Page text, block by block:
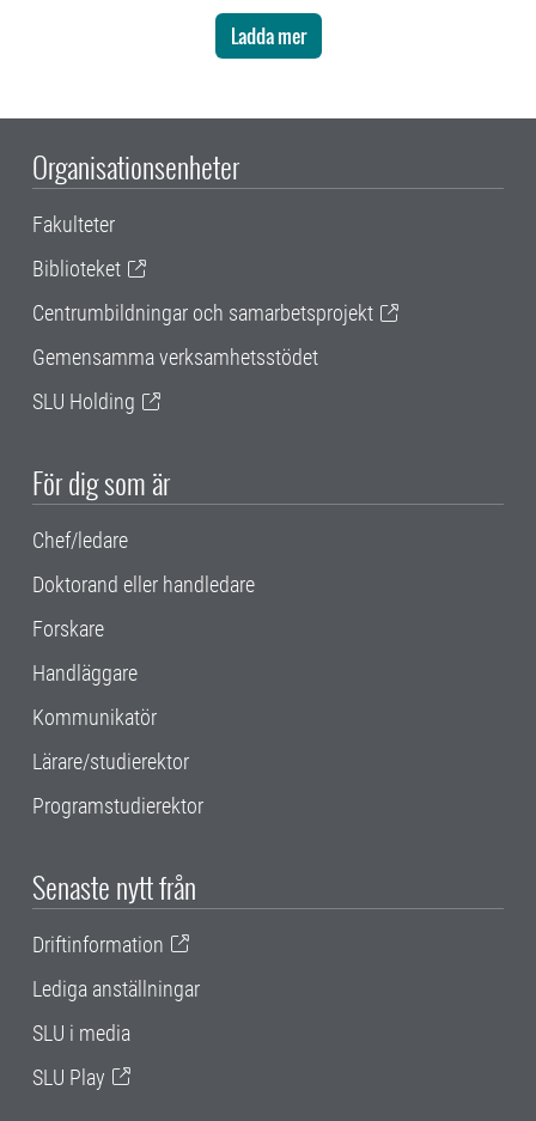
Ladda mer
Organisationsenheter
Fakulteter
Biblioteket
Centrumbildningar och samarbetsprojekt
Gemensamma verksamhetsstödet
SLU Holding
För dig som är
Chef/ledare
Doktorand eller handledare
Forskare
Handläggare
Kommunikatör
Lärare/studierektor
Programstudierektor
Senaste nytt från
Driftinformation
Lediga anställningar
SLU i media
SLU Play